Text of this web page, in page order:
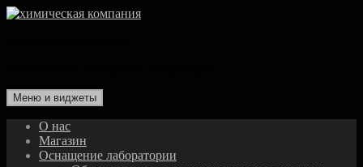
Перейти
Меню и виджеты
О нас
Магазин
Оснащение лаборатории